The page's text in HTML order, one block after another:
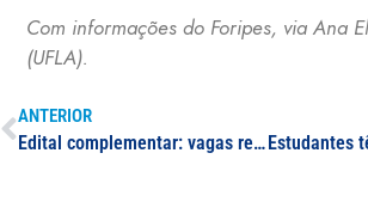
Com informações do Foripes, via Ana
(UFLA).
ANTERIOR
Edital complementar: vagas remanescentes do Sisu 2024/1